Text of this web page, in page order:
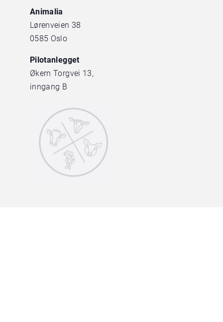
Animalia
Lørenveien 38
0585 Oslo
Pilotanlegget
Økern Torgvei 13,
inngang B